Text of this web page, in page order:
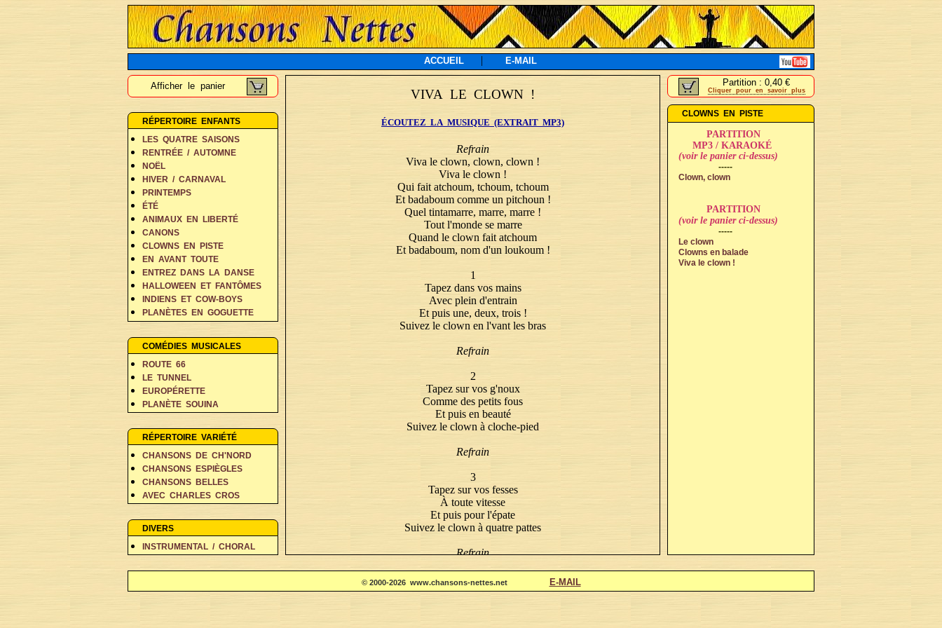
ACCUEIL | E-MAIL
Afficher le panier
RÉPERTOIRE ENFANTS
LES QUATRE SAISONS
RENTRÉE / AUTOMNE
NOËL
HIVER / CARNAVAL
PRINTEMPS
ÉTÉ
ANIMAUX EN LIBERTÉ
CANONS
CLOWNS EN PISTE
EN AVANT TOUTE
ENTREZ DANS LA DANSE
HALLOWEEN ET FANTÔMES
INDIENS ET COW-BOYS
PLANÈTES EN GOGUETTE
RÊVES ET FANTAISIE
COMÉDIES MUSICALES
ROUTE 66
LE TUNNEL
EUROPÉRETTE
PLANÈTE SOUINA
RÉPERTOIRE VARIÉTÉ
CHANSONS DE CH'NORD
CHANSONS ESPIÈGLES
CHANSONS BELLES
AVEC CHARLES CROS
COIN DES POÈTES E-L
COIN DES POÈTES M-V
DIVERS
INSTRUMENTAL / CHORAL
Partition : 0,40 €
Cliquer pour en savoir plus
CLOWNS EN PISTE
PARTITION
MP3 / KARAOKÉ
(voir le panier ci-dessus)
-----
Clown, clown
PARTITION
(voir le panier ci-dessus)
-----
Le clown
Clowns en balade
Viva le clown !
VIVA LE CLOWN !
ÉCOUTEZ LA MUSIQUE (EXTRAIT MP3)
Refrain
Viva le clown, clown, clown !
Viva le clown !
Qui fait atchoum, tchoum, tchoum
Et badaboum comme un pitchoun !
Quel tintamarre, marre, marre !
Tout l'monde se marre
Quand le clown fait atchoum
Et badaboum, nom d'un loukoum !
1
Tapez dans vos mains
Avec plein d'entrain
Et puis une, deux, trois !
Suivez le clown en l'vant les bras
Refrain
2
Tapez sur vos g'noux
Comme des petits fous
Et puis en beauté
Suivez le clown à cloche-pied
Refrain
3
Tapez sur vos fesses
À toute vitesse
Et puis pour l'épate
Suivez le clown à quatre pattes
Refrain
C'est vraiment trop cool
Viva le clown !
© 2000-2026 www.chansons-nettes.net E-MAIL